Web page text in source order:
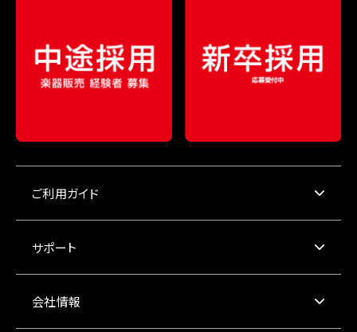
ご利用ガイド
サポート
会社情報